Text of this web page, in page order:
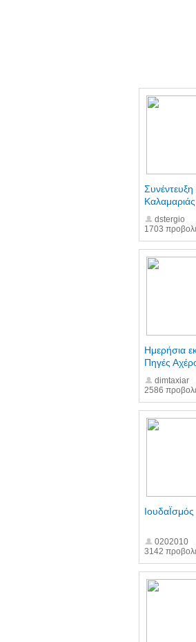
1703
Καλαμαριάς
dstergio
2586
Ημερήσια
Πηγές
dimtaxiar
3142
ΙουδαΪσμός
0202010